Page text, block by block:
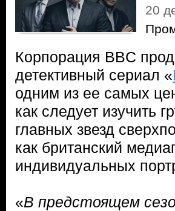
20
Корпорация BBC
детективный сериал «
одним из ее самых
как следует изучить
главных звезд
как британский
индивидуальных
«В предстоящем